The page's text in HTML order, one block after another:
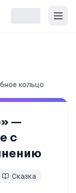
кольцо
» —
с
Сказка